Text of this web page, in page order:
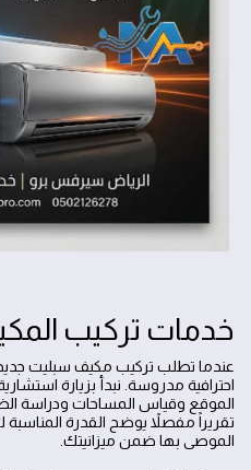
خدمات تركيب
عندما تطلب تركيب مكيف سبليت
احترافية مدروسة. نبدأ بزيارة
الموقع وقياس المساحات ودراسة
تقريراً مفصلاً يوضح القدرة
الموصى بها ضمن ميزانيتك.